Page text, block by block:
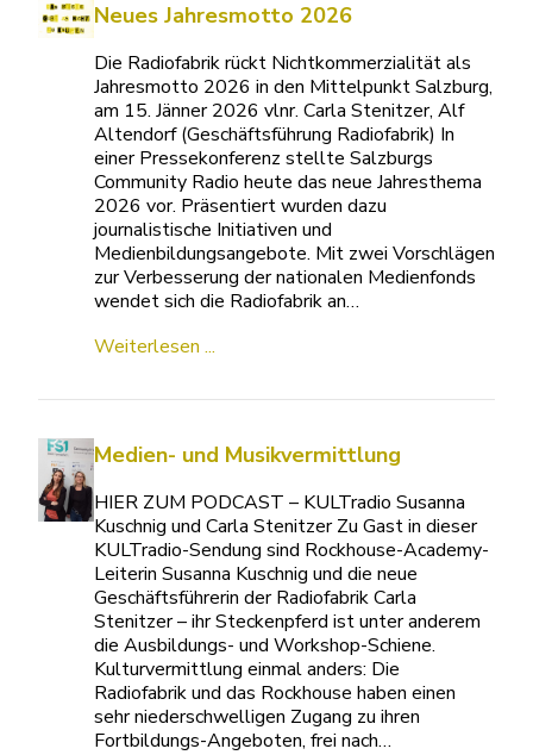
Neues Jahresmotto 2026
Die Radiofabrik rückt Nichtkommerzialität als
Jahresmotto 2026 in den Mittelpunkt Salzburg,
am 15. Jänner 2026 vlnr. Carla Stenitzer, Alf
Altendorf (Geschäftsführung Radiofabrik) In
einer Pressekonferenz stellte Salzburgs
Community Radio heute das neue Jahresthema
2026 vor. Präsentiert wurden dazu
journalistische Initiativen und
Medienbildungsangebote. Mit zwei Vorschlägen
zur Verbesserung der nationalen Medienfonds
wendet sich die Radiofabrik an…
Weiterlesen ...
Medien- und Musikvermittlung
HIER ZUM PODCAST – KULTradio Susanna
Kuschnig und Carla Stenitzer Zu Gast in dieser
KULTradio-Sendung sind Rockhouse-Academy-
Leiterin Susanna Kuschnig und die neue
Geschäftsführerin der Radiofabrik Carla
Stenitzer – ihr Steckenpferd ist unter anderem
die Ausbildungs- und Workshop-Schiene.
Kulturvermittlung einmal anders: Die
Radiofabrik und das Rockhouse haben einen
sehr niederschwelligen Zugang zu ihren
Fortbildungs-Angeboten, frei nach…